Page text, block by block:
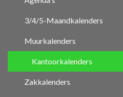
3/4/5-Maandkalenders
Muurkalenders
Kantoorkalenders
Zakkalenders